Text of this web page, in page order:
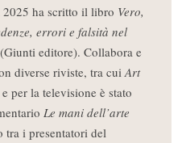
ha scritto il libro Vero,
errori e falsità nel
(Giunti editore). Collabora e
diverse riviste, tra cui Art
per la televisione è stato
Le mani dell’arte
tra i presentatori del